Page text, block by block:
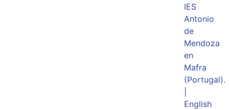
IES
Antonio
de
Mendoza
en
Mafra
(Portugal).
English